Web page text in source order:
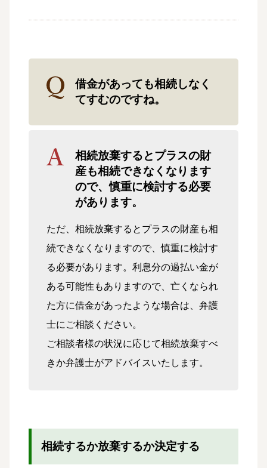
借金があっても相続しなく
てすむのですね。
相続放棄するとプラスの財
産も相続できなくなります
ので、慎重に検討する必要
があります。
ただ、相続放棄するとプラスの財産も相
続できなくなりますので、慎重に検討す
る必要があります。利息分の過払い金が
ある可能性もありますので、亡くなられ
た方に借金があったような場合は、弁護
士にご相談ください。
ご相談者様の状況に応じて相続放棄すべ
きか弁護士がアドバイスいたします。
相続するか放棄するか決定する